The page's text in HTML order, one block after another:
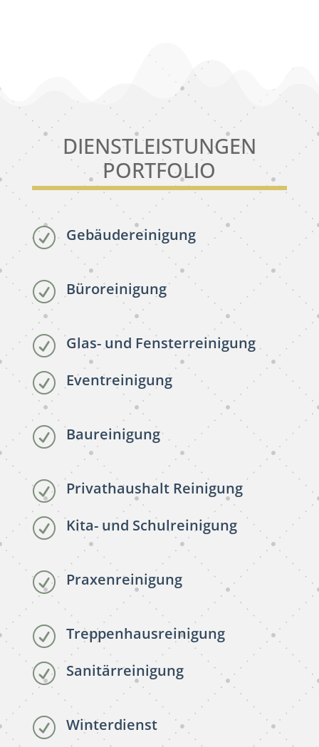
DIENSTLEISTUNGEN
PORTFOLIO
R Gebäudereinigung
R Büroreinigung
R Glas- und Fensterreinigung
R Eventreinigung
R Baureinigung
R Privathaushalt Reinigung
R Kita- und Schulreinigung
R Praxenreinigung
R Treppenhausreinigung
R Sanitärreinigung
R Winterdienst